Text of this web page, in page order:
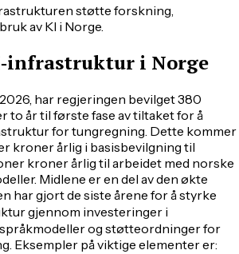
støtte forskning,
av KI i Norge.
i Norge
har regjeringen bevilget 380
to år til første fase av tiltaket for å
for tungregning. Dette kommer
kroner årlig i basisbevilgning til
kroner årlig til arbeidet med norske
Midlene er en del av den økte
har gjort de siste årene for å styrke
gjennom investeringer i
og støtteordninger for
Eksempler på viktige elementer er: